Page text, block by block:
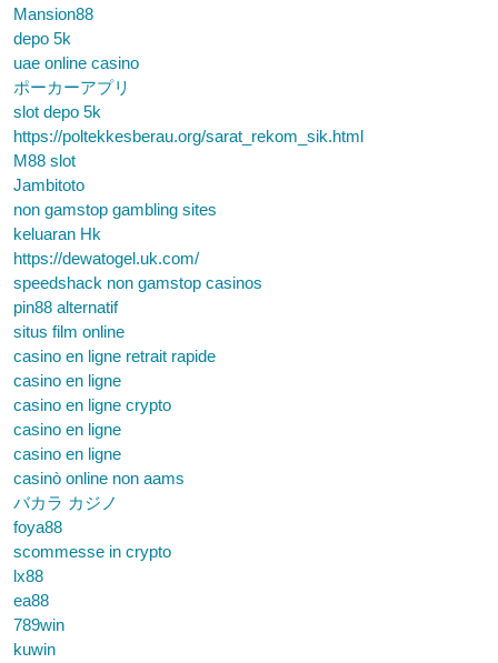
Mansion88
depo 5k
uae online casino
ポーカーアプリ
slot depo 5k
https://poltekkesberau.org/sarat_rekom_sik.html
M88 slot
Jambitoto
non gamstop gambling sites
keluaran Hk
https://dewatogel.uk.com/
speedshack non gamstop casinos
pin88 alternatif
situs film online
casino en ligne retrait rapide
casino en ligne
casino en ligne crypto
casino en ligne
casino en ligne
casinò online non aams
バカラ カジノ
foya88
scommesse in crypto
lx88
ea88
789win
kuwin